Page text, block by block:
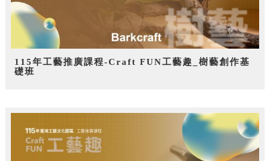
115年工藝推廣課程-Craft FUN工藝趣_樹藝創作基
礎班